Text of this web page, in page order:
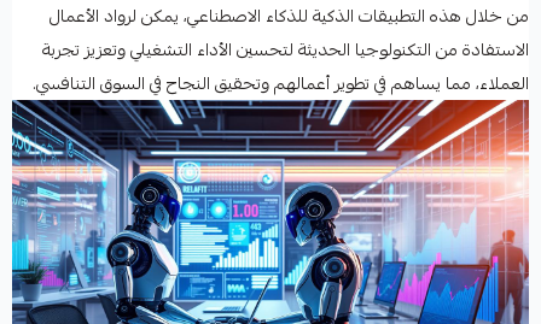
من خلال هذه التطبيقات الذكية للذكاء الاصطناعي، يمكن لرواد الأعمال
الاستفادة من التكنولوجيا الحديثة لتحسين الأداء التشغيلي وتعزيز تجربة
العملاء، مما يساهم في تطوير أعمالهم وتحقيق النجاح في السوق التنافسي.